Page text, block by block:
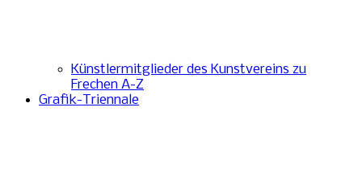
Künstlermitglieder des Kunstvereins zu
Frechen A-Z
Grafik-Triennale